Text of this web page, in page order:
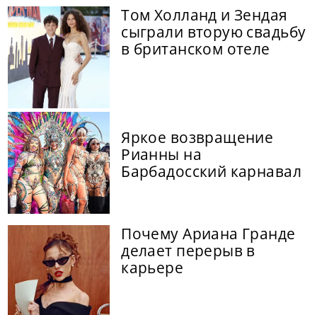
Том Холланд и Зендая
сыграли вторую свадьбу
в британском отеле
Яркое возвращение
Рианны на
Барбадосский карнавал
Почему Ариана Гранде
делает перерыв в
карьере